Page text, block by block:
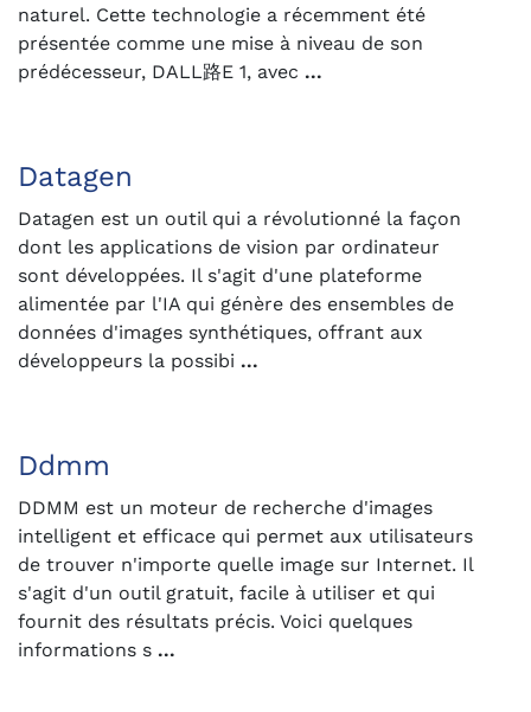
naturel. Cette technologie a récemment été
présentée comme une mise à niveau de son
prédécesseur, DALL路E 1, avec ...
Datagen
Datagen est un outil qui a révolutionné la façon
dont les applications de vision par ordinateur
sont développées. Il s'agit d'une plateforme
alimentée par l'IA qui génère des ensembles de
données d'images synthétiques, offrant aux
développeurs la possibi ...
Ddmm
DDMM est un moteur de recherche d'images
intelligent et efficace qui permet aux utilisateurs
de trouver n'importe quelle image sur Internet. Il
s'agit d'un outil gratuit, facile à utiliser et qui
fournit des résultats précis. Voici quelques
informations s ...